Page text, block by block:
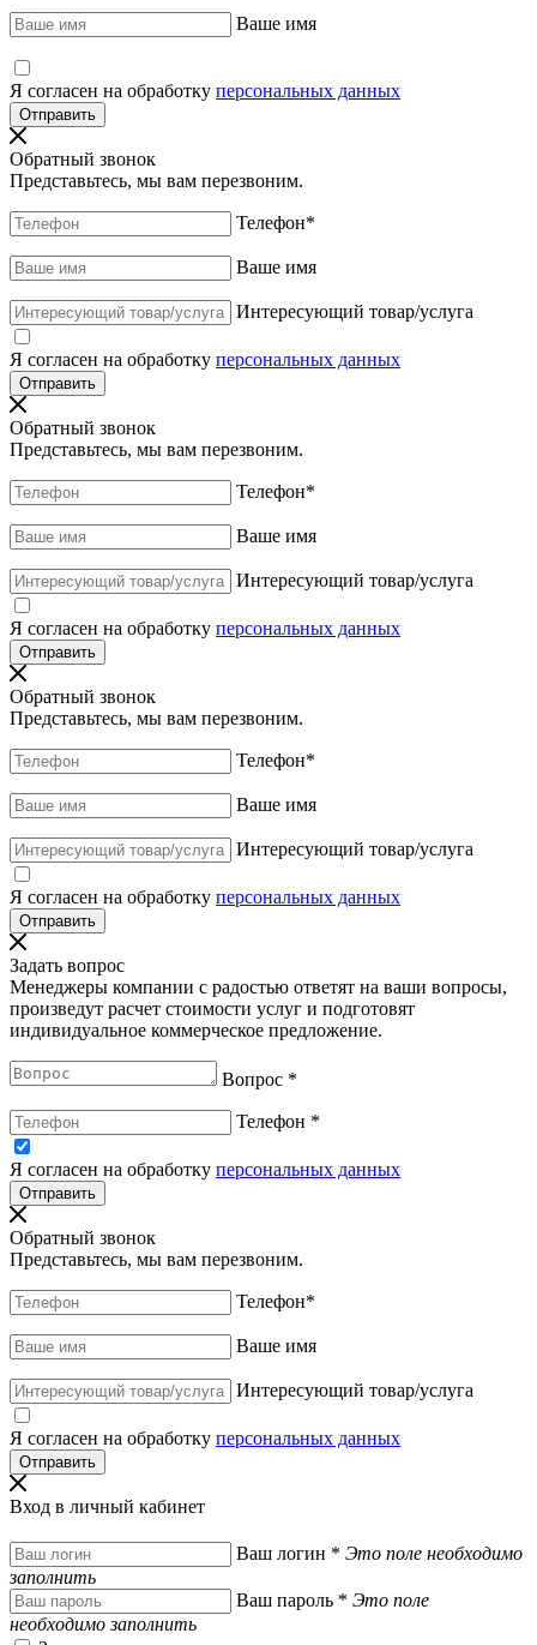
Ваше имя
Я согласен на обработку персональных данных
Обратный звонок
Представьтесь, мы вам перезвоним.
Телефон*
Ваше имя
Интересующий товар/услуга
Я согласен на обработку персональных данных
Обратный звонок
Представьтесь, мы вам перезвоним.
Телефон*
Ваше имя
Интересующий товар/услуга
Я согласен на обработку персональных данных
Обратный звонок
Представьтесь, мы вам перезвоним.
Телефон*
Ваше имя
Интересующий товар/услуга
Я согласен на обработку персональных данных
Задать вопрос
Менеджеры компании с радостью ответят на ваши вопросы,
произведут расчет стоимости услуг и подготовят
индивидуальное коммерческое предложение.
Вопрос *
Телефон *
Я согласен на обработку персональных данных
Обратный звонок
Представьтесь, мы вам перезвоним.
Телефон*
Ваше имя
Интересующий товар/услуга
Я согласен на обработку персональных данных
Вход в личный кабинет
Ваш логин * Это поле необходимо
заполнить
Ваш пароль * Это поле
необходимо заполнить